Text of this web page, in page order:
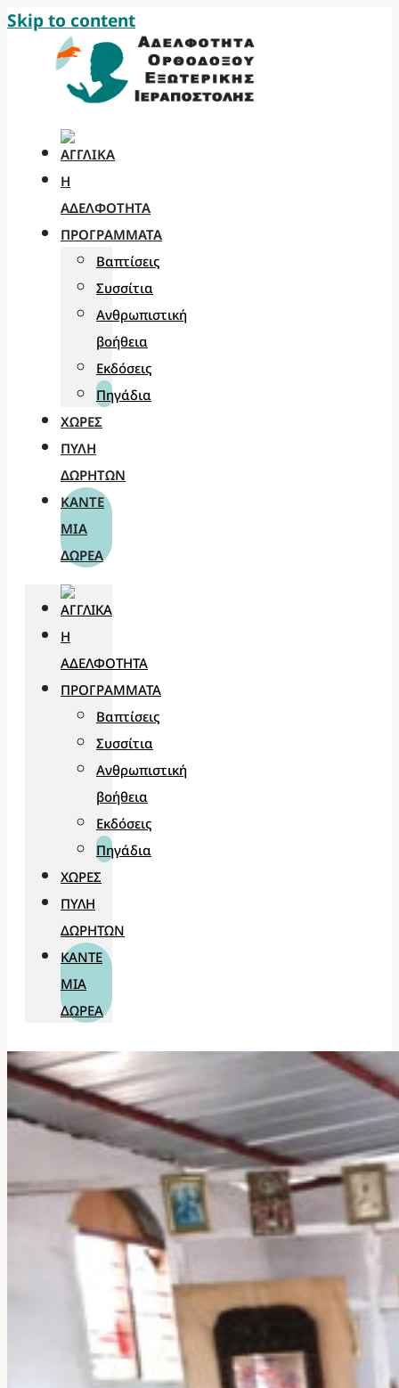
Skip to content
Η
ΑΔΕΛΦΌΤΗΤΑ
ΠΡΟΓΡΆΜΜΑΤΑ
Βαπτίσεις
Συσσίτια
Ανθρωπιστική
βοήθεια
Εκδόσεις
Πηγάδια
ΧΏΡΕΣ
ΠΎΛΗ
ΔΩΡΗΤΏΝ
ΚΆΝΤΕ
ΜΊΑ
ΔΩΡΕΆ
Η
ΑΔΕΛΦΌΤΗΤΑ
ΠΡΟΓΡΆΜΜΑΤΑ
Βαπτίσεις
Συσσίτια
Ανθρωπιστική
βοήθεια
Εκδόσεις
Πηγάδια
ΧΏΡΕΣ
ΠΎΛΗ
ΔΩΡΗΤΏΝ
ΚΆΝΤΕ
ΜΊΑ
ΔΩΡΕΆ